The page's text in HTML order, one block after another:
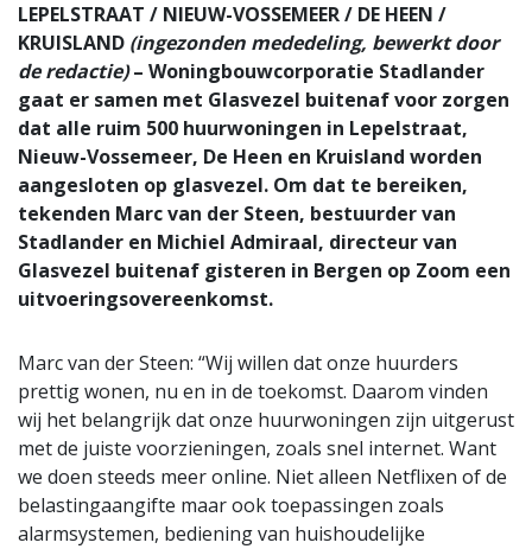
LEPELSTRAAT / NIEUW-VOSSEMEER / DE HEEN /
KRUISLAND (ingezonden mededeling, bewerkt door
de redactie)– Woningbouwcorporatie Stadlander
gaat er samen met Glasvezel buitenaf voor zorgen
dat alle ruim 500 huurwoningen in Lepelstraat,
Nieuw-Vossemeer, De Heen en Kruisland worden
aangesloten op glasvezel. Om dat te bereiken,
tekenden Marc van der Steen, bestuurder van
Stadlander en Michiel Admiraal, directeur van
Glasvezel buitenaf gisteren in Bergen op Zoom een
uitvoeringsovereenkomst.
Marc van der Steen: “Wij willen dat onze huurders
prettig wonen, nu en in de toekomst. Daarom vinden
wij het belangrijk dat onze huurwoningen zijn uitgerust
met de juiste voorzieningen, zoals snel internet. Want
we doen steeds meer online. Niet alleen Netflixen of de
belastingaangifte maar ook toepassingen zoals
alarmsystemen, bediening van huishoudelijke